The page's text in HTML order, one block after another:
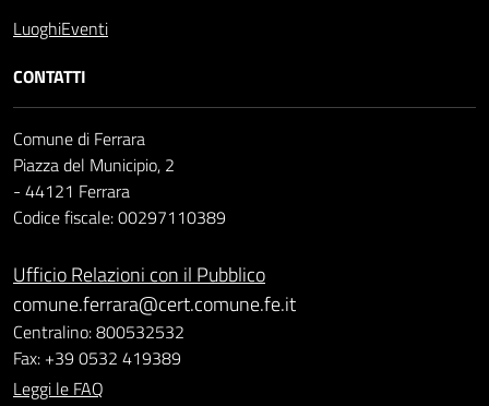
LuoghiEventi
CONTATTI
Comune di Ferrara
Piazza del Municipio, 2
- 44121 Ferrara
Codice fiscale: 00297110389
Ufficio Relazioni con il Pubblico
comune.ferrara@cert.comune.fe.it
Centralino: 800532532
Fax: +39 0532 419389
Leggi le FAQ